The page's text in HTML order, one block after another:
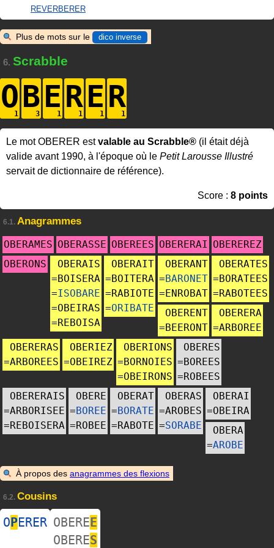
REVERBERER
Plus de mots sur le dico inverse
6. Scrabble
OBERER
Le mot OBERER estvalable au Scrabble® (il était déjà
valide avant 1990, à l'époque où le Petit Larousse Illustré
servait de dictionnaire de référence).
Score : 8 points
6.1. Anagrammes
OBERAMES OBERASSE OBEREES OBERERAI OBEREREZ
OBERONS
OBERAIS
=BOISERA
=ISOBARE
=OBEIRAS
=REBOISA
OBERAIT
=BOITERA
=RABIOTE
=ORIBATE
OBERANT
=BARONET
=ENROBAT
OBERATES
=BORATEES
=RABOTEES
OBERENT
=BEERONT
OBERERA
=ARBOREE
OBERERAS
=ARBOREES
OBERIEZ
=OBEIREZ
OBERIONS
=BORNOIES
=OBEIRONS
OBERES
=BOREES
=ROBEES
OBERERAIS
=ARBORISEE
=REBOISERA
OBERE
=BOREE
=ROBEE
OBERAT
=BORATE
=RABOTE
OBERAS
=AROBES
=SORABE
OBERAI
=OBEIRA
OBERA
=AROBE
À propos des anagrammes des flexions
6.2. Cousins
OPERER OBEREE
OBERES